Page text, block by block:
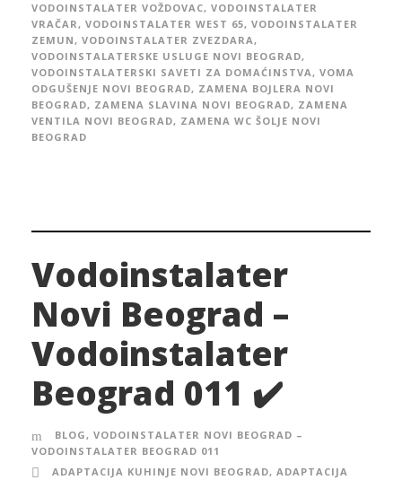
VODOINSTALATER VOŽDOVAC, VODOINSTALATER
VRAČAR, VODOINSTALATER WEST 65, VODOINSTALATER
ZEMUN, VODOINSTALATER ZVEZDARA,
VODOINSTALATERSKE USLUGE NOVI BEOGRAD,
VODOINSTALATERSKI SAVETI ZA DOMAĆINSTVA, VOMA
ODGUŠENJE NOVI BEOGRAD, ZAMENA BOJLERA NOVI
BEOGRAD, ZAMENA SLAVINA NOVI BEOGRAD, ZAMENA
VENTILA NOVI BEOGRAD, ZAMENA WC ŠOLJE NOVI
BEOGRAD
Vodoinstalater
Novi Beograd –
Vodoinstalater
Beograd 011 ✔️
BLOG, VODOINSTALATER NOVI BEOGRAD –
VODOINSTALATER BEOGRAD 011
ADAPTACIJA KUHINJE NOVI BEOGRAD, ADAPTACIJA